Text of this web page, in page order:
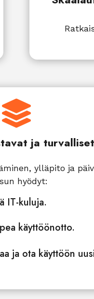

ja
ylläpito ja
hyödyt:
IT-kuluja.
käyttöönotto.
ja ota käyttöön